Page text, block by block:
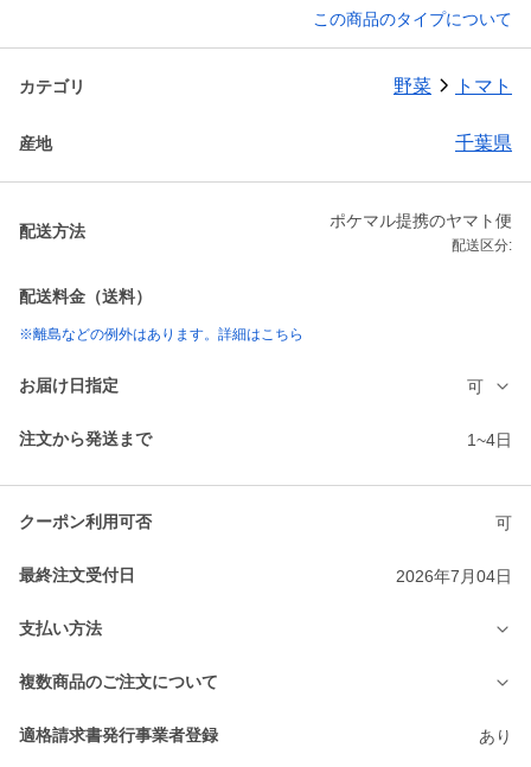
この商品のタイプについて
カテゴリ 野菜 トマト
産地 千葉県
配送方法
ポケマル提携のヤマト便
配送区分:
配送料金（送料）
※離島などの例外はあります。詳細はこちら
お届け日指定 可
注文から発送まで 1~4日
クーポン利用可否 可
最終注文受付日 2026年7月04日
支払い方法
複数商品のご注文について
適格請求書発行事業者登録 あり